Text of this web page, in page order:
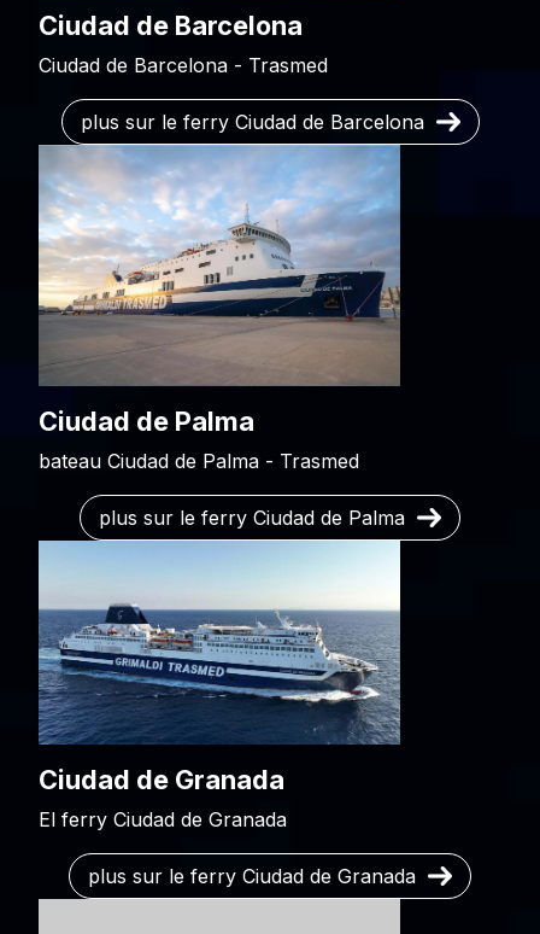
Ciudad de Barcelona
Ciudad de Barcelona - Trasmed
plus sur le ferry Ciudad de Barcelona
Ciudad de Palma
bateau Ciudad de Palma - Trasmed
plus sur le ferry Ciudad de Palma
Ciudad de Granada
El ferry Ciudad de Granada
plus sur le ferry Ciudad de Granada